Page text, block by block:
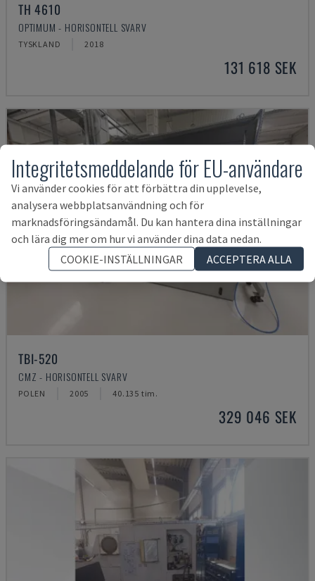
TH 4610
OPTIMUM - HORISONTELL SVARV
TYSKLAND 2018
131 618 SEK
TBI-520
CMZ - HORISONTELL SVARV
POLEN 2005 40.135 tim.
329 046 SEK
Integritetsmeddelande för EU-användare
Vi använder cookies för att förbättra din upplevelse,
analysera webbplatsanvändning och för
marknadsföringsändamål. Du kan hantera dina inställningar
och lära dig mer om hur vi använder dina data nedan.
COOKIE-INSTÄLLNINGAR
ACCEPTERA ALLA